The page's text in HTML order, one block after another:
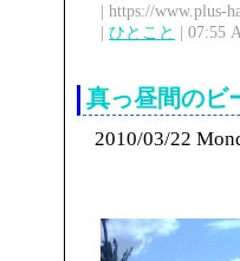
| https://www.plus-
| ひとこと | 07:55
真っ昼間のビ
2010/03/22